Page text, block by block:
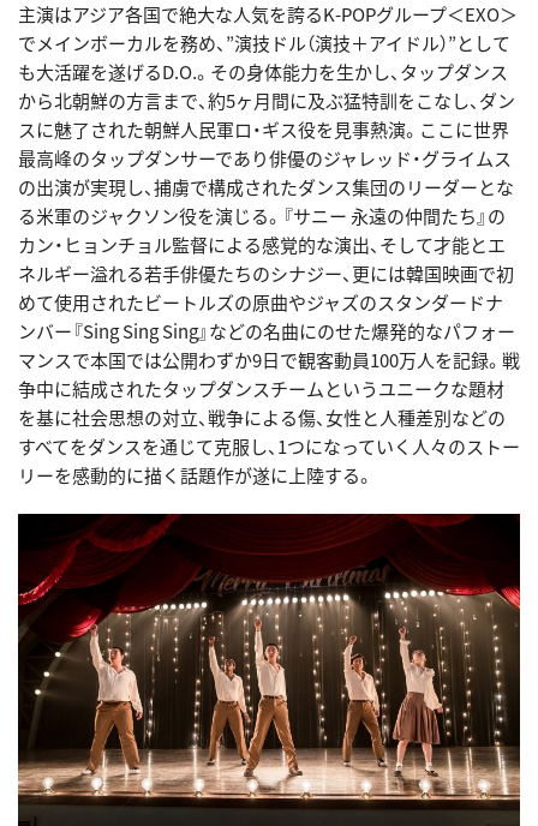
主演はアジア各国で絶大な人気を誇るK-POPグループ＜EXO＞
でメインボーカルを務め、”演技ドル（演技＋アイドル）”として
も大活躍を遂げるD.O.。その身体能力を生かし、タップダンス
から北朝鮮の方言まで、約5ヶ月間に及ぶ猛特訓をこなし、ダン
スに魅了された朝鮮人民軍ロ・ギス役を見事熱演。ここに世界
最高峰のタップダンサーであり俳優のジャレッド・グライムス
の出演が実現し、捕虜で構成されたダンス集団のリーダーとな
る米軍のジャクソン役を演じる。『サニー 永遠の仲間たち』の
カン・ヒョンチョル監督による感覚的な演出、そして才能とエ
ネルギー溢れる若手俳優たちのシナジー、更には韓国映画で初
めて使用されたビートルズの原曲やジャズのスタンダードナ
ンバー『Sing Sing Sing』などの名曲にのせた爆発的なパフォー
マンスで本国では公開わずか9日で観客動員100万人を記録。戦
争中に結成されたタップダンスチームというユニークな題材
を基に社会思想の対立、戦争による傷、女性と人種差別などの
すべてをダンスを通じて克服し、1つになっていく人々のストー
リーを感動的に描く話題作が遂に上陸する。